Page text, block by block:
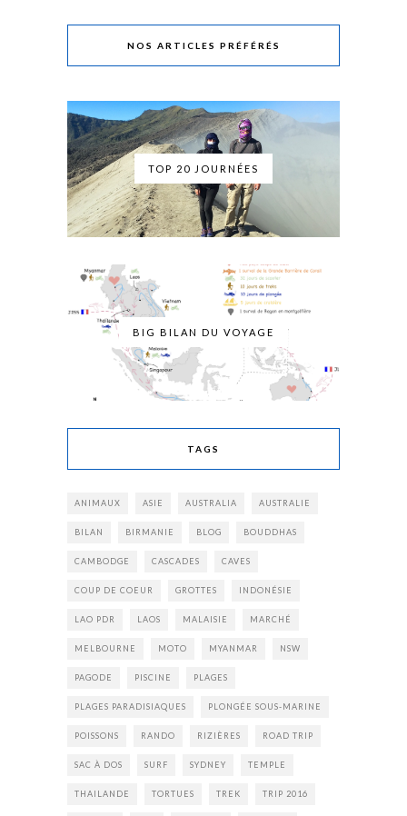
NOS ARTICLES PRÉFÉRÉS
TOP 20 JOURNÉES
BIG BILAN DU VOYAGE
TAGS
ANIMAUX ASIE AUSTRALIA AUSTRALIE
BILAN BIRMANIE BLOG BOUDDHAS
CAMBODGE CASCADES CAVES
COUP DE COEUR GROTTES INDONÉSIE
LAO PDR LAOS MALAISIE MARCHÉ
MELBOURNE MOTO MYANMAR NSW
PAGODE PISCINE PLAGES
PLAGES PARADISIAQUES PLONGÉE SOUS-MARINE
POISSONS RANDO RIZIÈRES ROAD TRIP
SAC À DOS SURF SYDNEY TEMPLE
THAILANDE TORTUES TREK TRIP 2016